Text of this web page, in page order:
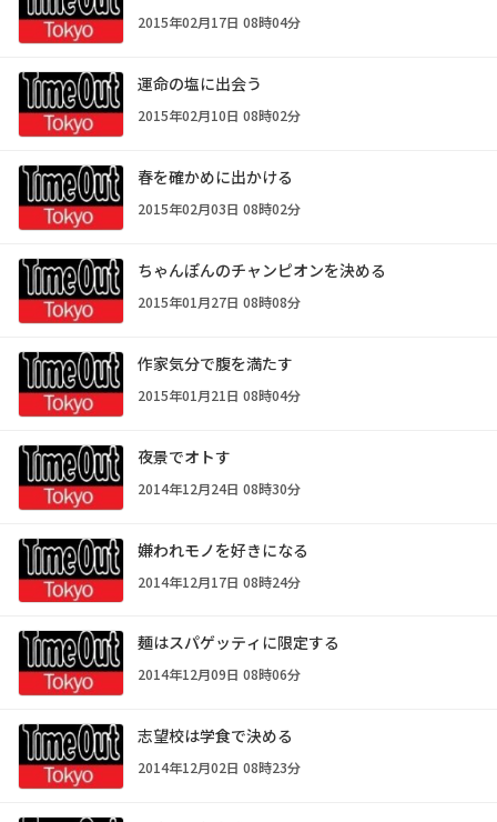
2015年02月17日 08時04分
運命の塩に出会う
2015年02月10日 08時02分
春を確かめに出かける
2015年02月03日 08時02分
ちゃんぽんのチャンピオンを決める
2015年01月27日 08時08分
作家気分で腹を満たす
2015年01月21日 08時04分
夜景でオトす
2014年12月24日 08時30分
嫌われモノを好きになる
2014年12月17日 08時24分
麺はスパゲッティに限定する
2014年12月09日 08時06分
志望校は学食で決める
2014年12月02日 08時23分